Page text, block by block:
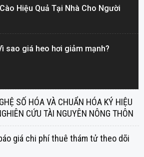
Hiệu Quả Tại Nhà Cho Người
sao giá heo hơi giảm mạnh?
SỐ HÓA VÀ CHUẨN HÓA KÝ HIỆU
CỨU TÀI NGUYÊN NÔNG THÔN
giá chi phí thuê thám tử theo dõi